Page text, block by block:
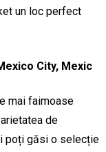
un loc perfect
City, Mexic
mai faimoase
de
poți găsi o selecție